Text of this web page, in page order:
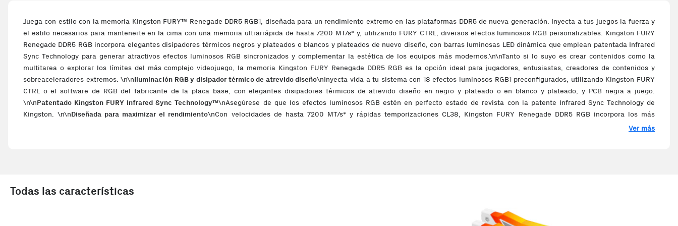
Juega con estilo con la memoria Kingston FURY™ Renegade DDR5 RGB1, diseñada para un rendimiento extremo en las plataformas DDR5 de nueva generación. Inyecta a tus juegos la fuerza y
el estilo necesarios para mantenerte en la cima con una memoria ultrarrápida de hasta 7200 MT/s* y, utilizando FURY CTRL, diversos efectos luminosos RGB personalizables. Kingston FURY
Renegade DDR5 RGB incorpora elegantes disipadores térmicos negros y plateados o blancos y plateados de nuevo diseño, con barras luminosas LED dinámica que emplean patentada Infrared
Sync Technology para generar atractivos efectos luminosos RGB sincronizados y complementar la estética de los equipos más modernos.\n\nTanto si lo suyo es crear contenidos como la
multitarea o explorar los límites del más complejo videojuego, la memoria Kingston FURY Renegade DDR5 RGB es la opción ideal para jugadores, entusiastas, creadores de contenidos y
sobreaceleradores extremos. \n\nIluminación RGB y disipador térmico de atrevido diseño\nInyecta vida a tu sistema con 18 efectos luminosos RGB1 preconfigurados, utilizando Kingston FURY
CTRL o el software de RGB del fabricante de la placa base, con elegantes disipadores térmicos de atrevido diseño en negro y plateado o en blanco y plateado, y PCB negra a juego.
\n\nPatentado Kingston FURY Infrared Sync Technology™\nAsegúrese de que los efectos luminosos RGB estén en perfecto estado de revista con la patente Infrared Sync Technology de
Kingston. \n\nDiseñada para maximizar el rendimiento\nCon velocidades de hasta 7200 MT/s* y rápidas temporizaciones CL38, Kingston FURY Renegade DDR5 RGB incorpora los más
exclusivos componentes afinados por ingenieros, de compatibilidad rigurosamente comprobada con las más avanzadas placas base, y con la garantía de pruebas integrales en fábrica a las
programable para XMP 3.0, que admite hasta dos perfiles personalizables para optimizar sus temporizaciones, velocidades y tensiones a su medida, que se guardan directamente en el DIMM.
Ver más
Todas las características